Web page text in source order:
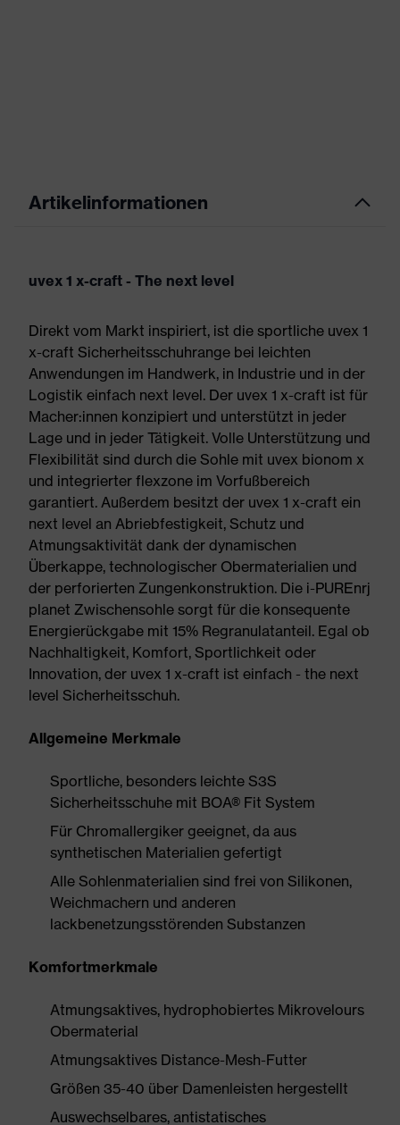
Artikelinformationen
uvex 1 x-craft - The next level
Direkt vom Markt inspiriert, ist die sportliche uvex 1
x-craft Sicherheitsschuhrange bei leichten
Anwendungen im Handwerk, in Industrie und in der
Logistik einfach next level. Der uvex 1 x-craft ist für
Macher:innen konzipiert und unterstützt in jeder
Lage und in jeder Tätigkeit. Volle Unterstützung und
Flexibilität sind durch die Sohle mit uvex bionom x
und integrierter flexzone im Vorfußbereich
garantiert. Außerdem besitzt der uvex 1 x-craft ein
next level an Abriebfestigkeit, Schutz und
Atmungsaktivität dank der dynamischen
Überkappe, technologischer Obermaterialien und
der perforierten Zungenkonstruktion. Die i-PUREnrj
planet Zwischensohle sorgt für die konsequente
Energierückgabe mit 15% Regranulatanteil. Egal ob
Nachhaltigkeit, Komfort, Sportlichkeit oder
Innovation, der uvex 1 x-craft ist einfach - the next
level Sicherheitsschuh.
Allgemeine Merkmale
Sportliche, besonders leichte S3S
Sicherheitsschuhe mit BOA® Fit System
Für Chromallergiker geeignet, da aus
synthetischen Materialien gefertigt
Alle Sohlenmaterialien sind frei von Silikonen,
Weichmachern und anderen
lackbenetzungsstörenden Substanzen
Komfortmerkmale
Atmungsaktives, hydrophobiertes Mikrovelours
Obermaterial
Atmungsaktives Distance-Mesh-Futter
Größen 35-40 über Damenleisten hergestellt
Auswechselbares, antistatisches